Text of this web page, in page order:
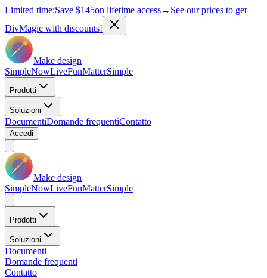
Limited time:Save $145on lifetime access→ See our prices to get
DivMagic with discounts!
Make design
SimpleNowLiveFunMatterSimple
Prodotti
Soluzioni
DocumentiDomande frequentiContatto
Accedi
Make design
SimpleNowLiveFunMatterSimple
Prodotti
Soluzioni
Documenti
Domande frequenti
Contatto